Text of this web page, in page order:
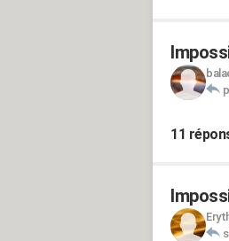
11